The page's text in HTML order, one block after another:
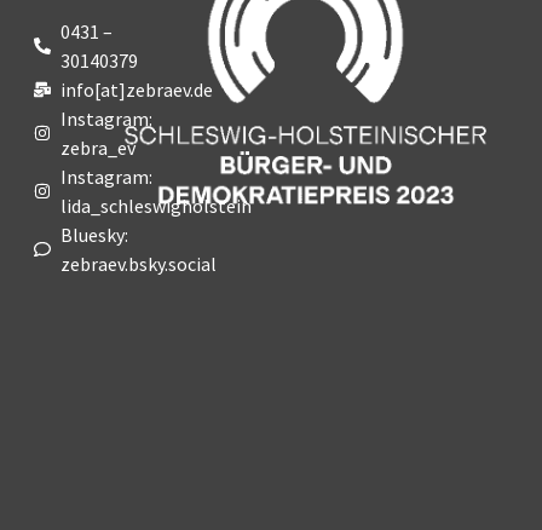
0431 –
30140379
info[at]zebraev.de
Instagram:
zebra_ev
Instagram:
lida_schleswigholstein
Bluesky:
zebraev.bsky.social